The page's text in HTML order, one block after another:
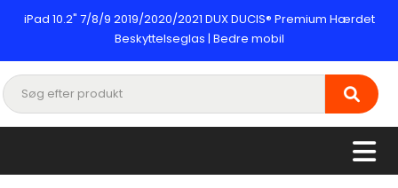
iPad 10.2" 7/8/9 2019/2020/2021 DUX DUCIS® Premium Hærdet
Beskyttelseglas | Bedre mobil